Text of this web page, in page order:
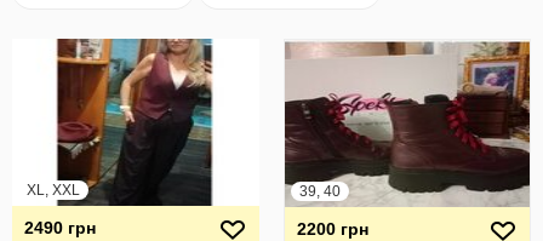
XL, XXL
2490 грн
39, 40
2200 грн